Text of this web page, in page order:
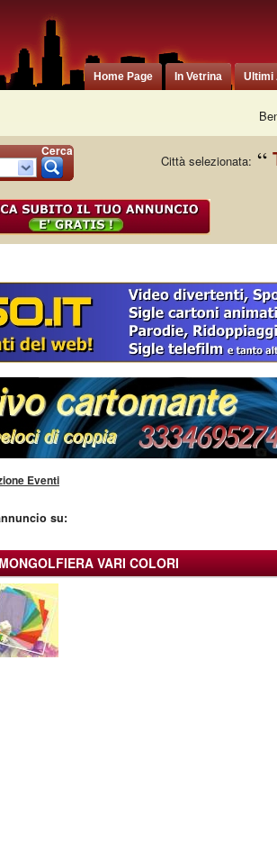
Home Page In Vetrina Ultimi
Cerca
Città selezionata:
Eventi
su:
VARI COLORI